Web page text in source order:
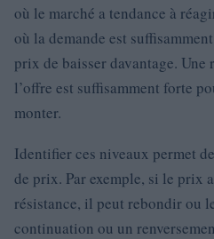
où le marché a tendance à
où la demande est
prix de baisser davantage. Une
l’offre est suffisamment forte
monter.
Identifier ces niveaux permet
de prix. Par exemple, si le prix
résistance, il peut rebondir ou
continuation ou un